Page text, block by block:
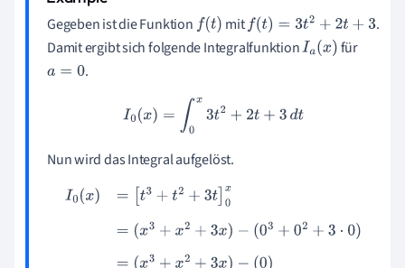
Gegeben ist die Funktion f(t) mitf(t)=3 t2+2t+ 3
.
Damit ergibt sich folgende IntegralfunktionIa(x)
für
a=0
.
I 0(x =∫ 0 x3t2+2t +3dt
Nun wird das Integral aufgelöst.
0(x)=[t3 2+3 ]0x=(x3+ x2 +3x )−
( =x 3+ x2 3 (x)